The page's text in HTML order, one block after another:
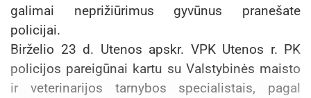
galimai neprižiūrimus gyvūnus pranešate
policijai.
Birželio 23 d. Utenos apskr. VPK Utenos r. PK
policijos pareigūnai kartu su Valstybinės maisto
ir veterinarijos tarnybos specialistais, pagal